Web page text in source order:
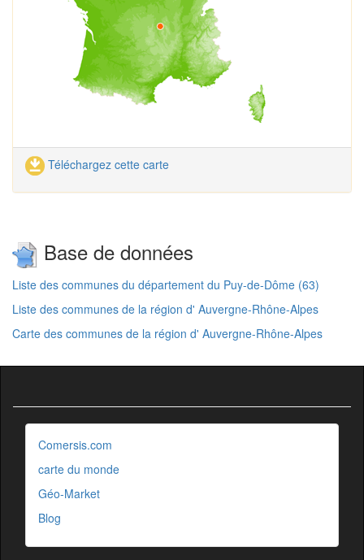
Téléchargez cette carte
Base de données
Liste des communes du département du Puy-de-Dôme (63)
Liste des communes de la région d' Auvergne-Rhône-Alpes
Carte des communes de la région d' Auvergne-Rhône-Alpes
Comersis.com
carte du monde
Géo-Market
Blog